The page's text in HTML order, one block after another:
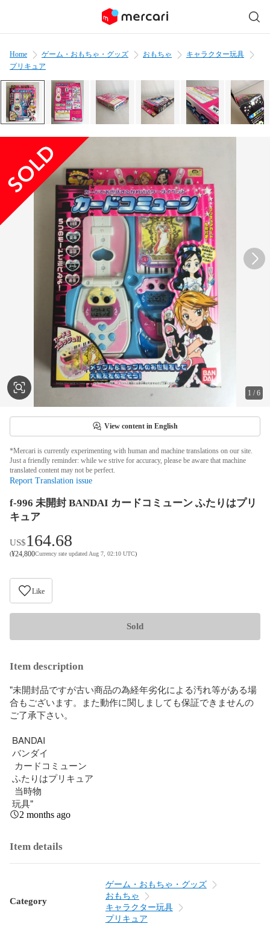
Home ゲーム・おもちゃ・グッズ おもちゃ
キャラクター玩具
プリキュア
1 /6
View content in English
*Mercari is currently experimenting with human and machine translations on our site.
Just a friendly reminder: while we strive for accuracy, please be aware that machine
translated content may not be perfect.
Report Translation issue
f-996 未開封 BANDAI カードコミューン ふたりはプリ
キュア
US$164.68
(¥24,800Currency rate updated Aug 7, 02:10 UTC)
Like
Sold
Item description
"未開封品ですが古い商品の為経年劣化による汚れ等がある場
合もございます。また動作に関しましても保証できませんの
ご了承下さい。
玩具"
2 months ago
Item details
Category
ゲーム・おもちゃ・グッズ
おもちゃ
キャラクター玩具
プリキュア